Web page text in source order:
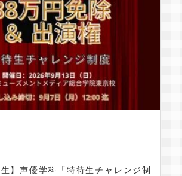
生】声優学科「特待生チャレンジ制